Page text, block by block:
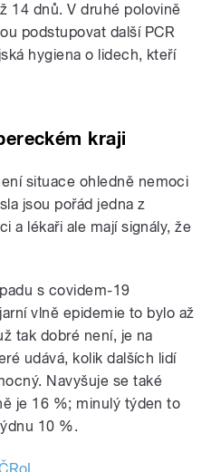
14 dnů. V druhé polovině
podstupovat další PCR
hygiena o lidech, kteří
kraji
situace ohledně nemoci
jsou pořád jedna z
a lékaři ale mají signály, že
s covidem-19
vlně epidemie to bylo až
tak dobré není, je na
udává, kolik dalších lidí
Navyšuje se také
je 16 %; minulý týden to
10 %.